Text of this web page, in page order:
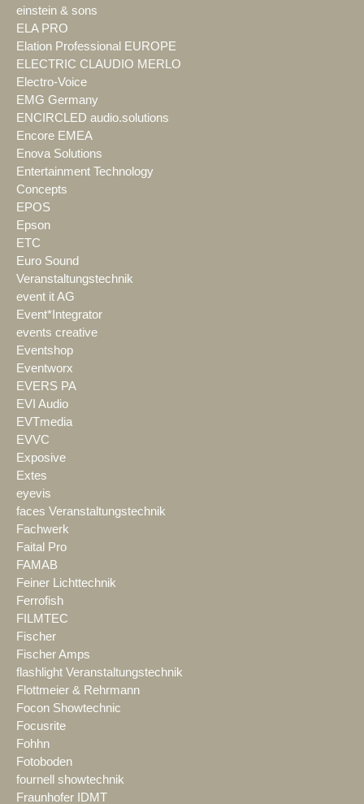
einstein & sons
ELA PRO
Elation Professional EUROPE
ELECTRIC CLAUDIO MERLO
Electro-Voice
EMG Germany
ENCIRCLED audio.solutions
Encore EMEA
Enova Solutions
Entertainment Technology
Concepts
EPOS
Epson
ETC
Euro Sound
Veranstaltungstechnik
event it AG
Event*Integrator
events creative
Eventshop
Eventworx
EVERS PA
EVI Audio
EVTmedia
EVVC
Exposive
Extes
eyevis
faces Veranstaltungstechnik
Fachwerk
Faital Pro
FAMAB
Feiner Lichttechnik
Ferrofish
FILMTEC
Fischer
Fischer Amps
flashlight Veranstaltungstechnik
Flottmeier & Rehrmann
Focon Showtechnic
Focusrite
Fohhn
Fotoboden
fournell showtechnik
Fraunhofer IDMT